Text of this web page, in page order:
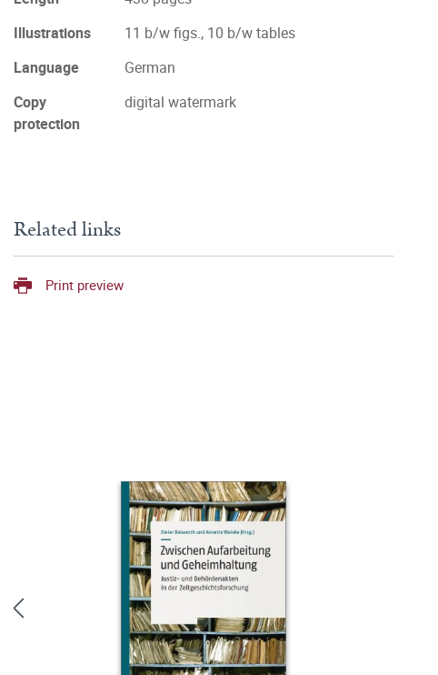
Illustrations
11 b/w figs., 10 b/w tables
Language
German
Copy
protection
digital watermark
Related links
Print preview